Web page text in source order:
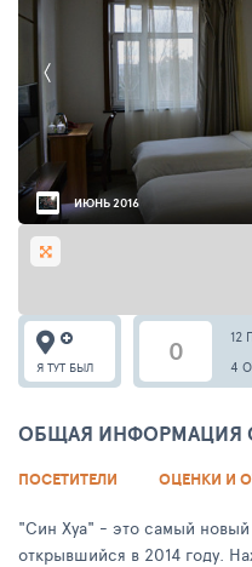
ИЮНЬ 2016
0 12
4
Я ТУТ БЫЛ
ОБЩАЯ ИНФОРМАЦИЯ
ПОСЕТИТЕЛИ ОЦЕНКИ И
"Син Хуа" - это самый новый
открывшийся в 2014 году.